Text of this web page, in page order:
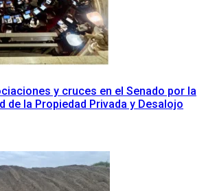
y cruces en el Senado por la
de la Propiedad Privada y Desalojo